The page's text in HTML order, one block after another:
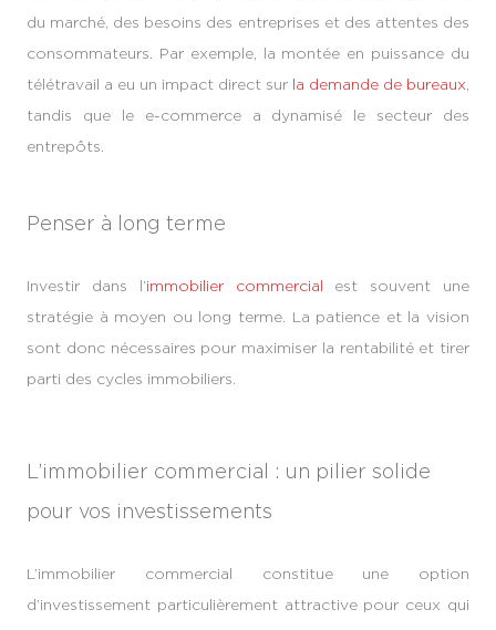
du marché, des besoins des entreprises et des attentes des
consommateurs. Par exemple, la montée en puissance du
télétravail a eu un impact direct sur la demande de bureaux
tandis que le e-commerce a dynamisé le secteur des
entrepôts.
Penser à long terme
Investir dans l’immobilier commercial est souvent une
stratégie à moyen ou long terme. La patience et la vision
sont donc nécessaires pour maximiser la rentabilité et tirer
parti des cycles immobiliers.
L’immobilier commercial : un pilier solide
pour vos investissements
L’immobilier commercial constitue une option
d’investissement particulièrement attractive pour ceux qui